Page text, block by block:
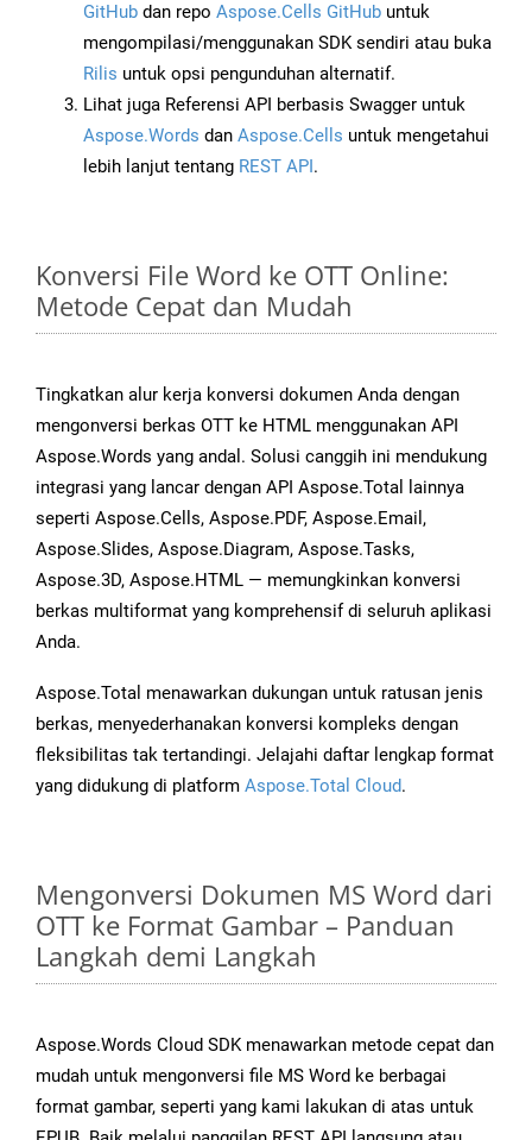
GitHub dan repo Aspose.Cells GitHub untuk
mengompilasi/menggunakan SDK sendiri atau buka
Rilis untuk opsi pengunduhan alternatif.
Lihat juga Referensi API berbasis Swagger untuk
Aspose.Words dan Aspose.Cells untuk mengetahui
lebih lanjut tentang REST API.
Konversi File Word ke OTT Online:
Metode Cepat dan Mudah
Tingkatkan alur kerja konversi dokumen Anda dengan
mengonversi berkas OTT ke HTML menggunakan API
Aspose.Words yang andal. Solusi canggih ini mendukung
integrasi yang lancar dengan API Aspose.Total lainnya
seperti Aspose.Cells, Aspose.PDF, Aspose.Email,
Aspose.Slides, Aspose.Diagram, Aspose.Tasks,
Aspose.3D, Aspose.HTML — memungkinkan konversi
berkas multiformat yang komprehensif di seluruh aplikasi
Anda.
Aspose.Total menawarkan dukungan untuk ratusan jenis
berkas, menyederhanakan konversi kompleks dengan
fleksibilitas tak tertandingi. Jelajahi daftar lengkap format
yang didukung di platform Aspose.Total Cloud.
Mengonversi Dokumen MS Word dari
OTT ke Format Gambar – Panduan
Langkah demi Langkah
Aspose.Words Cloud SDK menawarkan metode cepat dan
mudah untuk mengonversi file MS Word ke berbagai
format gambar, seperti yang kami lakukan di atas untuk